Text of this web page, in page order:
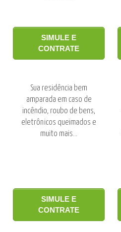
Sua residência bem
amparada em caso de
incêndio, roubo de bens,
eletrônicos queimados e
muito mais...
SIMULE E
CONTRATE
SIMULE E
CONTRATE